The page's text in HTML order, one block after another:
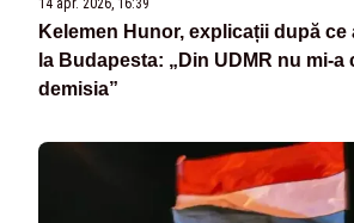
Kelemen Hunor, explicații după
la Budapesta: „Din UDMR nu mi-a
demisia”